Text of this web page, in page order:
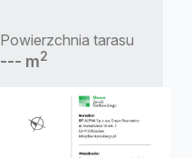
Powierzchnia tarasu
--- m2